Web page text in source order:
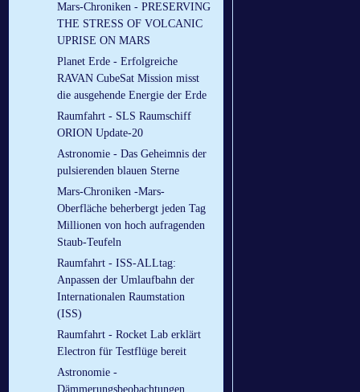
Mars-Chroniken - PRESERVING
THE STRESS OF VOLCANIC
UPRISE ON MARS
Planet Erde - Erfolgreiche
RAVAN CubeSat Mission misst
die ausgehende Energie der Erde
Raumfahrt - SLS Raumschiff
ORION Update-20
Astronomie - Das Geheimnis der
pulsierenden blauen Sterne
Mars-Chroniken -Mars-
Oberfläche beherbergt jeden Tag
Millionen von hoch aufragenden
Staub-Teufeln
Raumfahrt - ISS-ALLtag:
Anpassen der Umlaufbahn der
Internationalen Raumstation
(ISS)
Raumfahrt - Rocket Lab erklärt
Electron für Testflüge bereit
Astronomie -
Dämmerungsbeobachtungen